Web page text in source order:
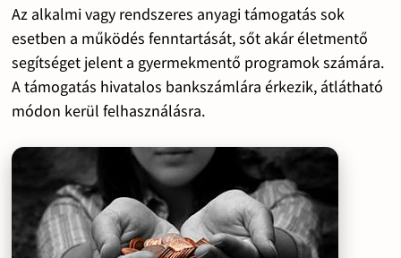
Az alkalmi vagy rendszeres anyagi támogatás sok
esetben a működés fenntartását, sőt akár életmentő
segítséget jelent a gyermekmentő programok számára.
A támogatás hivatalos bankszámlára érkezik, átlátható
módon kerül felhasználásra.